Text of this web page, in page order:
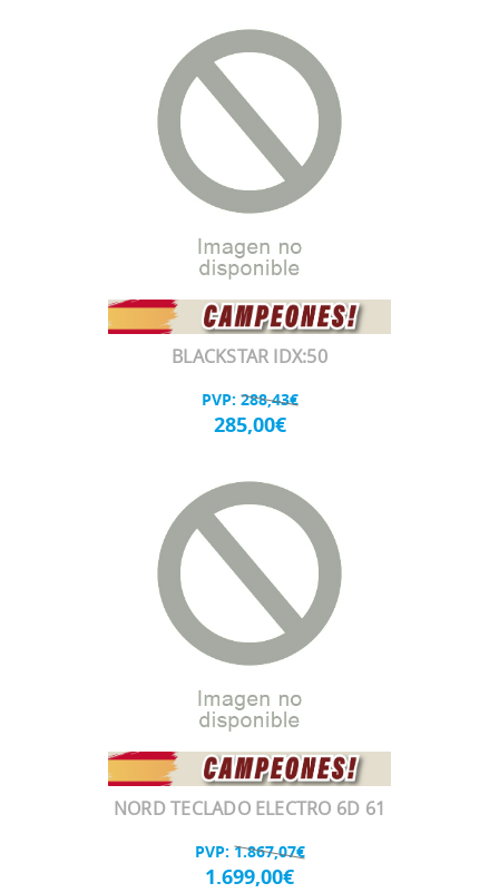
BLACKSTAR IDX:50
PVP: 288,43€
285,00€
NORD TECLADO ELECTRO 6D 61
PVP: 1.867,07€
1.699,00€